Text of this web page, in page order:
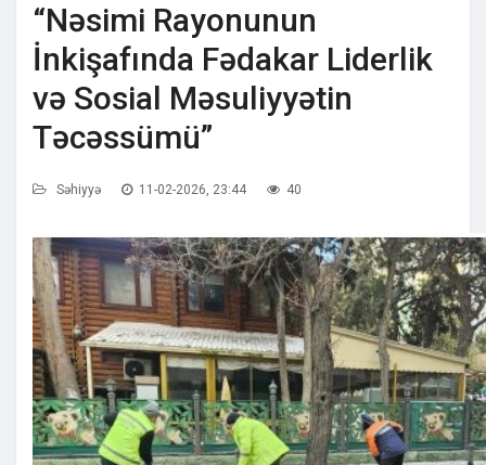
“Nəsimi Rayonunun
İnkişafında Fədakar Liderlik
və Sosial Məsuliyyətin
Təcəssümü”
Səhiyyə 11-02-2026, 23:44 40